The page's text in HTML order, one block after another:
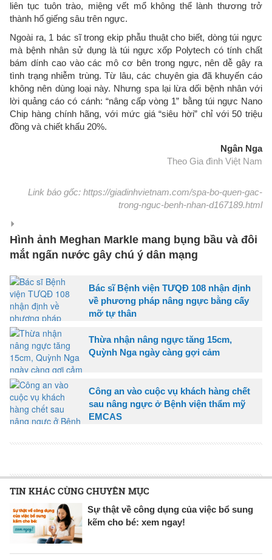
liên tục tuôn trào, miệng vết mổ không thể lành thương trở
thành hố giếng sâu trên ngực.
Ngoài ra, 1 bác sĩ trong ekip phẫu thuật cho biết, dòng túi ngực
mà bệnh nhân sử dụng là túi ngực xốp Polytech có tính chất
bám dính cao vào các mô cơ bên trong ngực, nên dễ gây ra
tình trạng nhiễm trùng. Từ lâu, các chuyên gia đã khuyến cáo
không nên dùng loại này. Nhưng spa lại lừa dối bệnh nhân với
lời quảng cáo có cánh: “nâng cấp vòng 1” bằng túi ngực Nano
Chip hàng chính hãng, với mức giá “siêu hời” chỉ với 50 triệu
đồng và chiết khấu 20%.
Ngân Nga
Theo Gia đình Việt Nam
Link báo gốc: https://giadinhvietnam.com/spa-bo-quen-gac-
trong-nguc-benh-nhan-d167189.html
Hình ảnh Meghan Markle mang bụng bầu và đôi
mắt ngấn nước gây chú ý dân mạng
Bác sĩ Bệnh viện TƯQĐ 108 nhận định
về phương pháp nâng ngực bằng cấy
mỡ tự thân
Thừa nhận nâng ngực tăng 15cm,
Quỳnh Nga ngày càng gợi cảm
Công an vào cuộc vụ khách hàng chết
sau nâng ngực ở Bệnh viện thẩm mỹ
EMCAS
TIN KHÁC CÙNG CHUYÊN MỤC
Sự thật về công dụng của việc bổ sung
kẽm cho bé: xem ngay!